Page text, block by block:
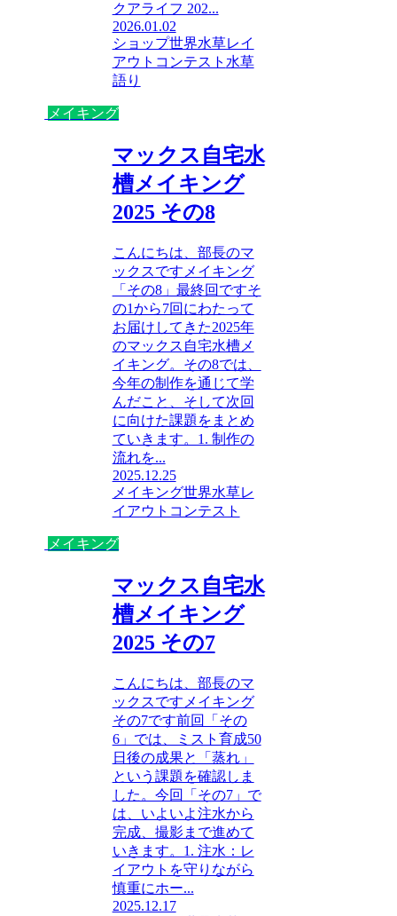
クアライフ 202...
2026.01.02
ショップ世界水草レイ
アウトコンテスト 水草
語り
メイキング
マックス自宅水
槽メイキング
2025 その8
こんにちは、部長のマ
ックスですメイキング
「その8」最終回ですそ
の1から7回にわたって
お届けしてきた2025年
のマックス自宅水槽メ
イキング。その8では、
今年の制作を通じて学
んだこと、そして次回
に向けた課題をまとめ
ていきます。1. 制作の
流れを...
2025.12.25
メイキング世界水草レ
イアウトコンテスト
メイキング
マックス自宅水
槽メイキング
2025 その7
こんにちは、部長のマ
ックスですメイキング
その7です前回「その
6」では、ミスト育成50
日後の成果と「蒸れ」
という課題を確認しま
した。今回「その7」で
は、いよいよ注水から
完成、撮影まで進めて
いきます。1. 注水：レ
イアウトを守りながら
慎重にホー...
2025.12.17